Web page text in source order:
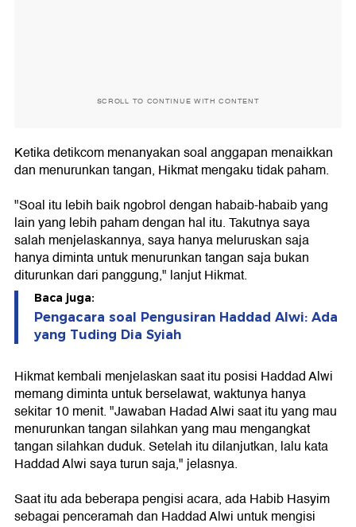
SCROLL TO CONTINUE WITH CONTENT
Ketika detikcom menanyakan soal anggapan menaikkan
dan menurunkan tangan, Hikmat mengaku tidak paham.
"Soal itu lebih baik ngobrol dengan habaib-habaib yang
lain yang lebih paham dengan hal itu. Takutnya saya
salah menjelaskannya, saya hanya meluruskan saja
hanya diminta untuk menurunkan tangan saja bukan
diturunkan dari panggung," lanjut Hikmat.
Baca juga:
Pengacara soal Pengusiran Haddad Alwi: Ada
yang Tuding Dia Syiah
Hikmat kembali menjelaskan saat itu posisi Haddad Alwi
memang diminta untuk berselawat, waktunya hanya
sekitar 10 menit. "Jawaban Hadad Alwi saat itu yang mau
menurunkan tangan silahkan yang mau mengangkat
tangan silahkan duduk. Setelah itu dilanjutkan, lalu kata
Haddad Alwi saya turun saja," jelasnya.
Saat itu ada beberapa pengisi acara, ada Habib Hasyim
sebagai penceramah dan Haddad Alwi untuk mengisi